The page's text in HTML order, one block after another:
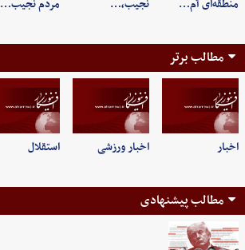
منطقه‌ای آم… نجیب،… مردم نجیب…
مطالب برتر
اخبار اخبار ورزشی استقلال
مطالب پیشنهادی